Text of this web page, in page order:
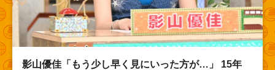
影山優佳「もう少し早く見にいった方が…」 15年